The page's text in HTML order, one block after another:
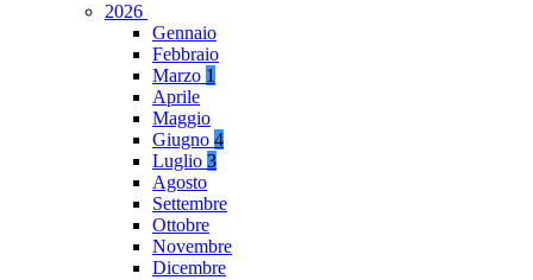
2026
Gennaio
Febbraio
Marzo 1
Aprile
Maggio
Giugno 4
Luglio 3
Agosto
Settembre
Ottobre
Novembre
Dicembre